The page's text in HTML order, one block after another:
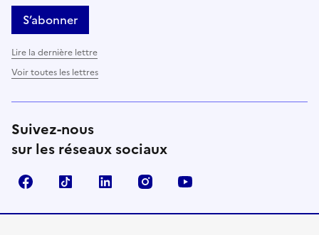
S’abonner
Lire la dernière lettre
Voir toutes les lettres
Suivez-nous
sur les réseaux sociaux
FacebookTikTok LinkedIn Instagram